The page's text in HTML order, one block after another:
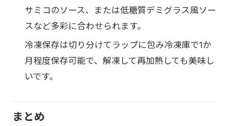
サミコのソース、または低糖質デミグラス風ソー
スなど多彩に合わせられます。
冷凍保存は切り分けてラップに包み冷凍庫で1か
月程度保存可能で、解凍して再加熱しても美味し
いです。
まとめ